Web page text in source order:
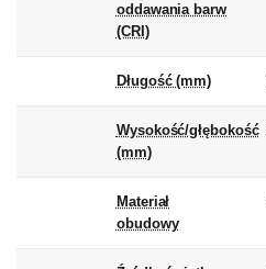
oddawania barw
(CRI)
Długość (mm)
Wysokość/głębokość
(mm)
Materiał
obudowy